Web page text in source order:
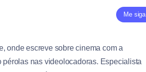
Me siga
onde escreve sobre cinema com a
nas videolocadoras. Especialista